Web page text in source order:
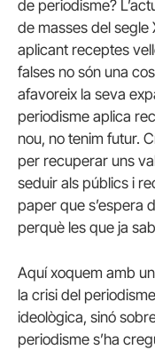
de periodisme?
de masses del segle
aplicant receptes
falses no són una
afavoreix la seva
periodisme aplica
nou, no tenim futur.
per recuperar uns
seduir als públics i
paper que s’espera
perquè les que ja
Aquí xoquem amb
la crisi del
ideològica, sinó
periodisme s’ha